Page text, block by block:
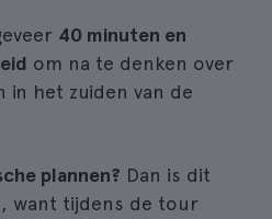
40 minuten en
om na te denken over
in het zuiden van de
plannen? Dan is dit
want tijdens de tour